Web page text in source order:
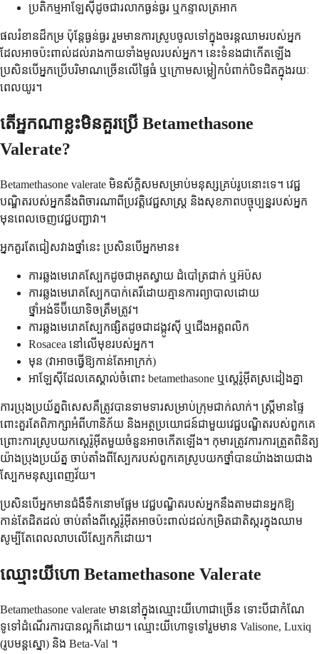
ប្រតិកម្មអាឡែស៊ីដូចជារលាកធ្ងន់ធ្ងរ ឬកន្ទាលត្រអាក
ផលរំខានដ៏កម្រ ប៉ុន្តែធ្ងន់ធ្ងរ រួមមានការស្រូបចូលទៅក្នុងចរន្តឈាមរបស់អ្នក
ដែលអាចប៉ះពាល់ដល់រាងកាយទាំងមូលរបស់អ្នក។ នេះទំនងជាកើតឡើង
ប្រសិនបើអ្នកប្រើបរិមាណច្រើនលើផ្ទៃធំ ឬក្រោមសម្លៀកបំពាក់បិទជិតក្នុងរយៈ
ពេលយូរ។
តើអ្នកណាខ្លះមិនគួរប្រើ Betamethasone
Valerate?
Betamethasone valerate មិនស័ក្តិសមសម្រាប់មនុស្សគ្រប់រូបនោះទេ។ វេជ្ជ
បណ្ឌិតរបស់អ្នកនឹងពិចារណាពីប្រវត្តិវេជ្ជសាស្ត្រ និងសុខភាពបច្ចុប្បន្នរបស់អ្នក
មុនពេលចេញវេជ្ជបញ្ជាវា។
អ្នកគួរតែជៀសវាងថ្នាំនេះ ប្រសិនបើអ្នកមាន៖
ការឆ្លងមេរោគស្បែកដូចជាអុតស្វាយ ដំបៅត្រជាក់ ឬអ៊ប៉ស
ការឆ្លងមេរោគស្បែកបាក់តេរីដោយគ្មានការព្យាបាលដោយ
ថ្នាំអង់ទីប៊ីយោទិចត្រឹមត្រូវ។
ការឆ្លងមេរោគស្បែកផ្សិតដូចជាដង្កូវស៊ី ឬជើងអត្តពលិក
Rosacea នៅលើមុខរបស់អ្នក។
មុន (វាអាចធ្វើឱ្យកាន់តែអាក្រក់)
អាឡែស៊ីដែលគេស្គាល់ចំពោះ betamethasone ឬស្តេរ៉ូអ៊ីតស្រដៀងគ្នា
ការប្រុងប្រយ័ត្នពិសេសគឺត្រូវបានទាមទារសម្រាប់ក្រុមជាក់លាក់។ ស្ត្រីមានផ្ទៃ
ពោះគួរតែពិភាក្សាអំពីហានិភ័យ និងអត្ថប្រយោជន៍ជាមួយវេជ្ជបណ្ឌិតរបស់ពួកគេ
ព្រោះការស្រូបយកស្តេរ៉ូអ៊ីតមួយចំនួនអាចកើតឡើង។ កុមារត្រូវការការត្រួតពិនិត្យ
យ៉ាងប្រុងប្រយ័ត្ន ចាប់តាំងពីស្បែករបស់ពួកគេស្រូបយកថ្នាំបានយ៉ាងងាយជាង
ស្បែកមនុស្សពេញវ័យ។
ប្រសិនបើអ្នកមានជំងឺទឹកនោមផ្អែម វេជ្ជបណ្ឌិតរបស់អ្នកនឹងតាមដានអ្នកឱ្យ
កាន់តែដិតដល់ ចាប់តាំងពីស្តេរ៉ូអ៊ីតអាចប៉ះពាល់ដល់កម្រិតជាតិស្ករក្នុងឈាម
សូម្បីតែពេលលាបលើស្បែកក៏ដោយ។
ឈ្មោះយីហោ Betamethasone Valerate
Betamethasone valerate មាននៅក្នុងឈ្មោះយីហោជាច្រើន ទោះបីជាកំណែ
ទូទៅដំណើរការបានល្អក៏ដោយ។ ឈ្មោះយីហោទូទៅរួមមាន Valisone, Luxiq
(រូបមន្តស្នោ) និង Beta-Val ។